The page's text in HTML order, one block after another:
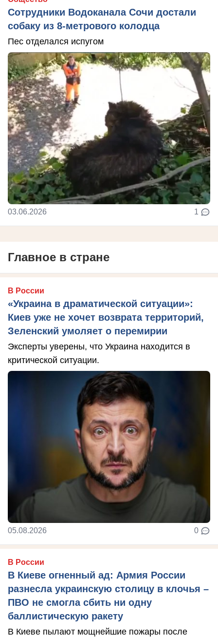
Сотрудники Водоканала Сочи достали
собаку из 8-метрового колодца
Пес отделался испугом
03.06.2026 1
Главное в стране
В России
«Украина в драматической ситуации»:
Киев уже не хочет возврата территорий,
Зеленский умоляет о перемирии
Эксперты уверены, что Украина находится в
критической ситуации.
05.08.2026 0
В России
В Киеве огненный ад: Армия России
разнесла украинскую столицу в клочья –
ПВО не смогла сбить ни одну
баллистическую ракету
В Киеве пылают мощнейшие пожары после